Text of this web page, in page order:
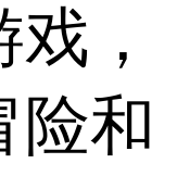
，
险和